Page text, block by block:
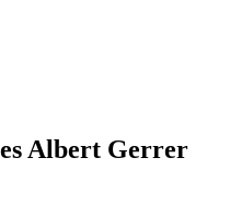
Albert Gerrer